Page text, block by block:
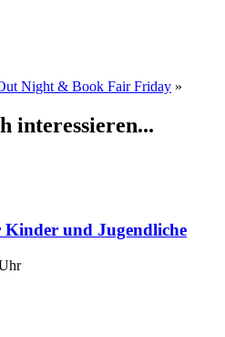
Night & Book Fair Friday »
interessieren...
und Jugendliche